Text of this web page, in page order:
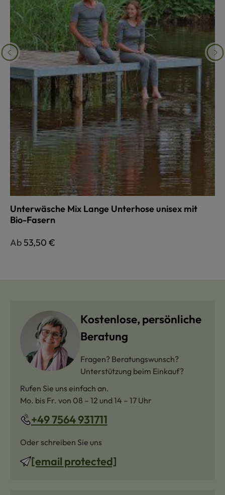
Unterwäsche Mix Lange Unterhose unisex mit
Bio-Fasern
Regulärer Preis:
Ab53,50 €
Kostenlose, persönliche
Beratung
Fragen? Beratungswunsch?
Unterstützung beim Einkauf?
Rufen Sie uns einfach an.
Mo. bis Fr. von 08 – 12 und 14 – 17 Uhr
+49 7564 931711
Oder schreiben Sie uns
[email protected]